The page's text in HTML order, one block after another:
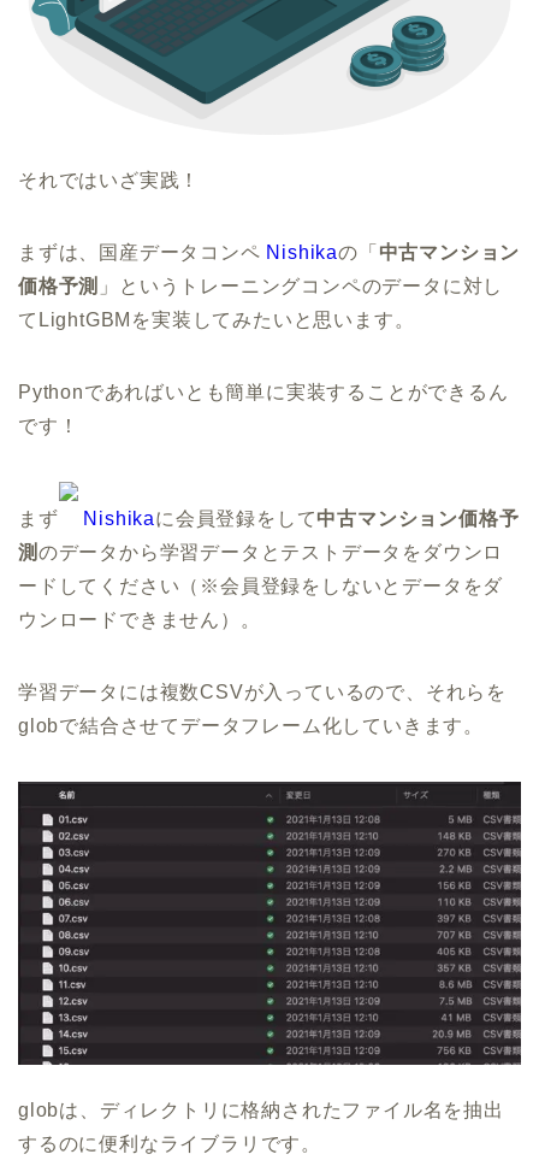
それではいざ実践！
まずは、国産データコンペ Nishikaの「 中古マンション
価格予測 」というトレーニングコンペのデータに対し
てLightGBMを実装してみたいと思います。
Pythonであればいとも簡単に実装することができるん
です！
まず Nishikaに会員登録をして中古マンション価格予
測 のデータから学習データとテストデータをダウンロ
ードしてください（※会員登録をしないとデータをダ
ウンロードできません）。
学習データには複数CSVが入っているので、それらを
globで結合させてデータフレーム化していきます。
globは、ディレクトリに格納されたファイル名を抽出
するのに便利なライブラリです。